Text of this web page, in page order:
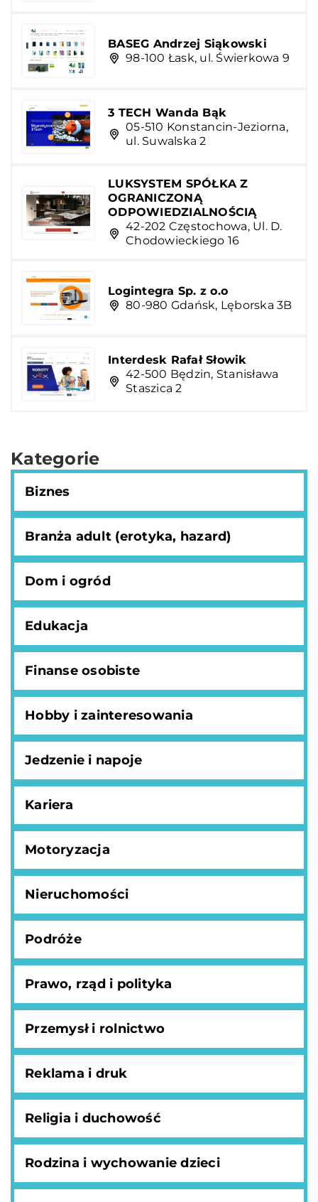
BASEG Andrzej Siąkowski
98-100 Łask, ul. Świerkowa 9
3 TECH Wanda Bąk
05-510 Konstancin-Jeziorna,
ul. Suwalska 2
LUKSYSTEM SPÓŁKA Z
OGRANICZONĄ
ODPOWIEDZIALNOŚCIĄ
42-202 Częstochowa, Ul. D.
Chodowieckiego 16
Logintegra Sp. z o.o
80-980 Gdańsk, Lęborska 3B
Interdesk Rafał Słowik
42-500 Będzin, Stanisława
Staszica 2
Kategorie
Biznes
Branża adult (erotyka, hazard)
Dom i ogród
Edukacja
Finanse osobiste
Hobby i zainteresowania
Jedzenie i napoje
Kariera
Motoryzacja
Nieruchomości
Podróże
Prawo, rząd i polityka
Przemysł i rolnictwo
Reklama i druk
Religia i duchowość
Rodzina i wychowanie dzieci